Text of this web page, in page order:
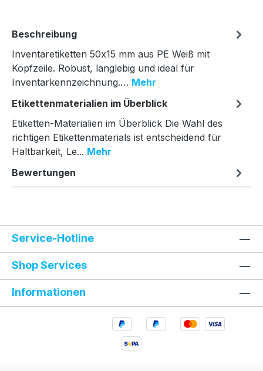
Beschreibung
Inventaretiketten 50x15 mm aus PE Weiß mit
Kopfzeile. Robust, langlebig und ideal für
Inventarkennzeichnung.… Mehr
Etikettenmaterialien im Überblick
Etiketten-Materialien im Überblick Die Wahl des
richtigen Etikettenmaterials ist entscheidend für
Haltbarkeit, Le... Mehr
Bewertungen
Service-Hotline
Shop Services
Informationen